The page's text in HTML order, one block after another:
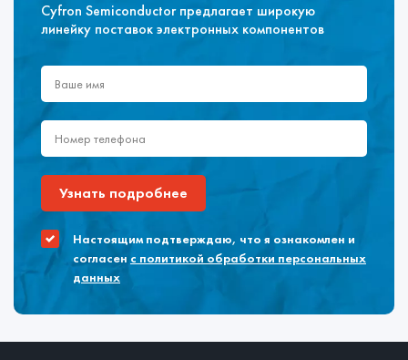
Cyfron Semiconductor предлагает широкую
линейку поставок электронных компонентов
Узнать подробнее
Настоящим подтверждаю, что я ознакомлен и
согласен с политикой обработки персональных
данных